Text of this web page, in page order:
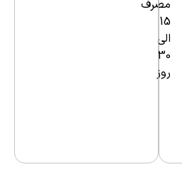
مصرف
15
الی
30
روز